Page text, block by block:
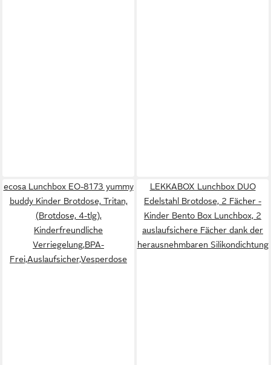
ecosa Lunchbox EO-8173 yummy
buddy Kinder Brotdose, Tritan,
(Brotdose, 4-tlg),
Kinderfreundliche
Verriegelung,BPA-
Frei,Auslaufsicher,Vesperdose
LEKKABOX Lunchbox DUO
Edelstahl Brotdose, 2 Fächer -
Kinder Bento Box Lunchbox, 2
auslaufsichere Fächer dank der
herausnehmbaren Silikondichtung